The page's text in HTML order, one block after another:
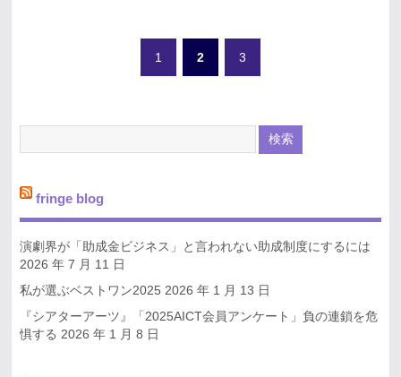
1 2 3
fringe blog
演劇界が「助成金ビジネス」と言われない助成制度にするには
2026 年 7 月 11 日
私が選ぶベストワン2025 2026 年 1 月 13 日
『シアターアーツ』「2025AICT会員アンケート」負の連鎖を危
惧する 2026 年 1 月 8 日